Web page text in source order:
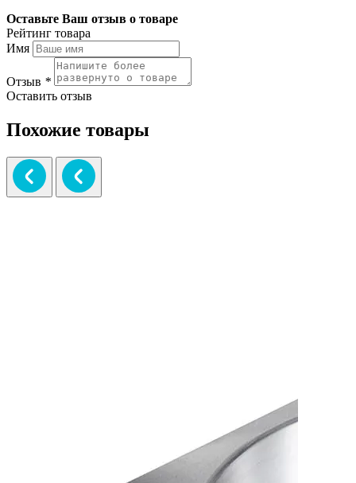
Оставьте Ваш отзыв о товаре
Рейтинг товара
Имя
Отзыв *
Оставить отзыв
Похожие товары